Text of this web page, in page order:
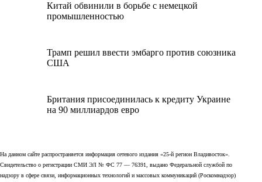
Китай обвинили в борьбе с немецкой
промышленностью
Трамп решил ввести эмбарго против союзника
США
Британия присоединилась к кредиту Украине
на 90 миллиардов евро
На данном сайте распространяется информация сетевого издания «25-й регион Владивосток».
Свидетельство о регистрации СМИ ЭЛ № ФС 77 — 76391, выдано Федеральной службой по
надзору в сфере связи, информационных технологий и массовых коммуникаций (Роскомнадзор)